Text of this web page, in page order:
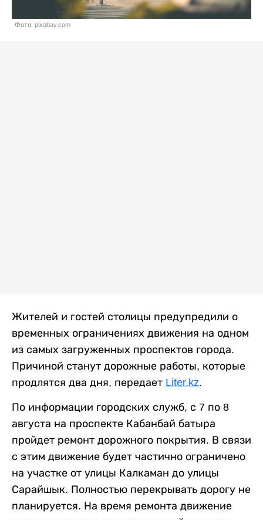
Фото: pixabay.com
Жителей и гостей столицы предупредили о
временных ограничениях движения на одном
из самых загруженных проспектов города.
Причиной станут дорожные работы, которые
продлятся два дня, передает Liter.kz.
По информации городских служб, с 7 по 8
августа на проспекте Кабанбай батыра
пройдет ремонт дорожного покрытия. В связи
с этим движение будет частично ограничено
на участке от улицы Калкаман до улицы
Сарайшык. Полностью перекрывать дорогу не
планируется. На время ремонта движение